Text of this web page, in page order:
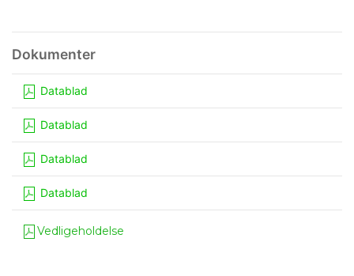
Datablad
Datablad
Datablad
Datablad
Vedligeholdelse